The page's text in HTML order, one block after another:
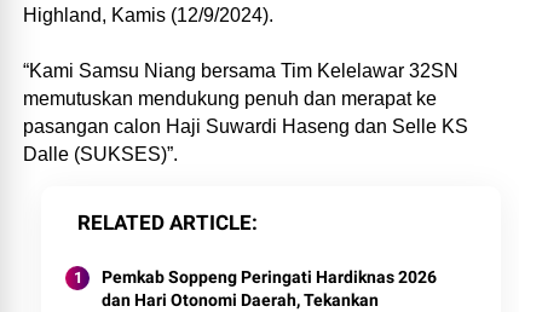
Highland, Kamis (12/9/2024).
“Kami Samsu Niang bersama Tim Kelelawar 32SN
memutuskan mendukung penuh dan merapat ke
pasangan calon Haji Suwardi Haseng dan Selle KS
Dalle (SUKSES)”.
RELATED ARTICLE
Pemkab Soppeng Peringati Hardiknas 2026
dan Hari Otonomi Daerah, Tekankan